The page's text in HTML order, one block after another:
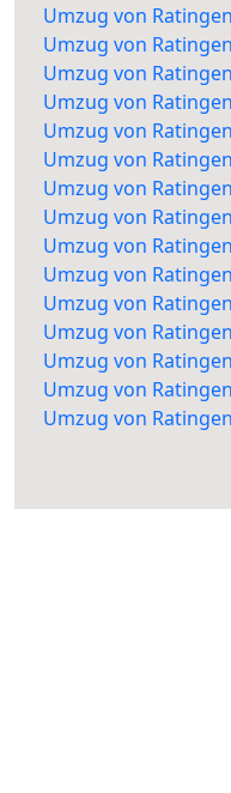
Umzug von
Umzug von
Umzug von
Umzug von
Umzug von
Umzug von
Umzug von
Umzug von
Umzug von
Umzug von
Umzug von
Umzug von
Umzug von
Umzug von
Umzug von